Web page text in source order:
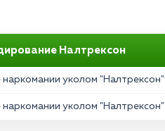
Налтрексон
уколом "Налтрексон"
уколом